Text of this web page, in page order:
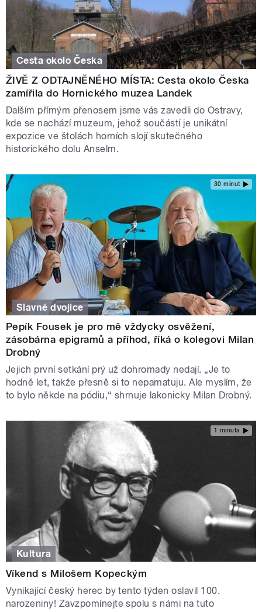
Cesta okolo Česka
ŽIVĚ Z ODTAJNĚNÉHO MÍSTA: Cesta okolo Česka
zamířila do Hornického muzea Landek
Dalším přímým přenosem jsme vás zavedli do Ostravy,
kde se nachází muzeum, jehož součástí je unikátní
expozice ve štolách horních slojí skutečného
historického dolu Anselm.
30 minut
Slavné dvojice
Pepík Fousek je pro mě vždycky osvěžení,
zásobárna epigramů a příhod, říká o kolegovi Milan
Drobný
Jejich první setkání prý už dohromady nedají. „Je to
hodně let, takže přesně si to nepamatuju. Ale myslím, že
to bylo někde na pódiu,“ shrnuje lakonicky Milan Drobný.
1 minuta
Kultura
Víkend s Milošem Kopeckým
Vynikající český herec by tento týden oslavil 100.
narozeniny! Zavzpomínejte spolu s námi na tuto